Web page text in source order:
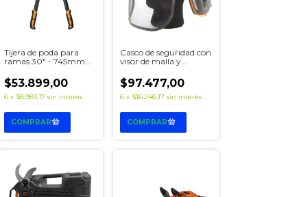
Tijera de poda para
ramas 30" - 745mm
$53.899,00
6 x $8.983,17 sin interés
Casco de seguridad con
visor de malla y
Lusqtoff LQMCP-8
$97.477,00
6 x $16.246,17 sin interés